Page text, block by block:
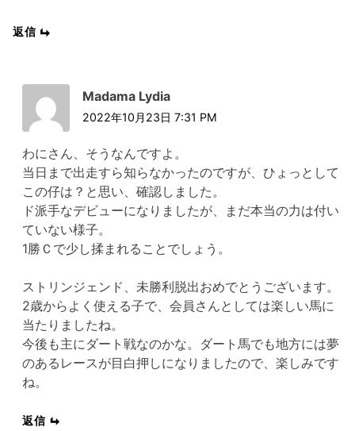
返信
Madama Lydia
2022年10月23日 7:31 PM
わにさん、そうなんですよ。
当日まで出走すら知らなかったのですが、ひょっとして
この仔は？と思い、確認しました。
ド派手なデビューになりましたが、まだ本当の力は付い
ていない様子。
1勝Ｃで少し揉まれることでしょう。
ストリンジェンド、未勝利脱出おめでとうございます。
2歳からよく使える子で、会員さんとしては楽しい馬に
当たりましたね。
今後も主にダート戦なのかな。ダート馬でも地方には夢
のあるレースが目白押しになりましたので、楽しみです
ね。
返信